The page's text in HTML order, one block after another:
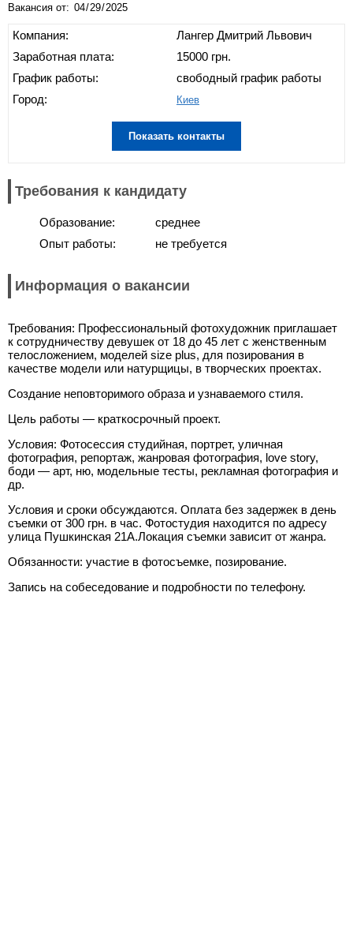
Вакансия от:
Компания:
Заработная плата:
График работы:
Город:
Лангер Дмитрий Львович
15000 грн.
свободный график работы
Киев
Показать контакты
Требования к кандидату
Образование:
Опыт работы:
среднее
не требуется
Информация о вакансии
Требования: Профессиональный фотохудожник приглашает
к сотрудничеству девушек от 18 до 45 лет с женственным
телосложением, моделей size plus, для позирования в
качестве модели или натурщицы, в творческих проектах.
Создание неповторимого образа и узнаваемого стиля.
Цель работы — краткосрочный проект.
Условия: Фотосессия студийная, портрет, уличная
фотография, репортаж, жанровая фотография, love story,
боди — арт, ню, модельные тесты, рекламная фотография и
др.
Условия и сроки обсуждаются. Оплата без задержек в день
съемки от 300 грн. в час. Фотостудия находится по адресу
улица Пушкинская 21А.Локация съемки зависит от жанра.
Обязанности: участие в фотосъемке, позирование.
Запись на собеседование и подробности по телефону.